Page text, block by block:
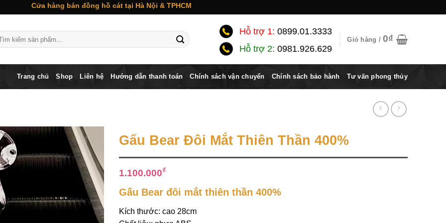
Cửa hàng bán đồng hồ cát tại Hà Nội & TPHCM
Hỗ trợ 1:0899.01.3333
Hỗ trợ 2:0981.926.629
Giỏ hàng /0₫
Trang chủ Shop Liên hệ Hướng dẫn thanh toán Chính sách vận chuyển Chính sách bảo hành Tư vấn phong thủy
Gấu Bear Đôi Mắt Thiên Thần 400%
1.100.000₫
Gấu Bear đôi mắt thiên thần 400%
Kích thước: cao 28cm